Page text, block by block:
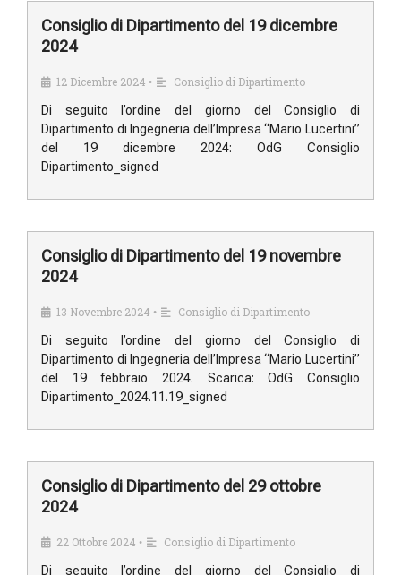
Consiglio di Dipartimento del 19 dicembre
2024
12 Dicembre 2024 •
Consiglio di Dipartimento
Di seguito l’ordine del giorno del Consiglio di
Dipartimento di Ingegneria dell’Impresa “Mario Lucertini”
del 19 dicembre 2024: OdG Consiglio
Dipartimento_signed
Consiglio di Dipartimento del 19 novembre
2024
13 Novembre 2024 •
Consiglio di Dipartimento
Di seguito l’ordine del giorno del Consiglio di
Dipartimento di Ingegneria dell’Impresa “Mario Lucertini”
del 19 febbraio 2024. Scarica: OdG Consiglio
Dipartimento_2024.11.19_signed
Consiglio di Dipartimento del 29 ottobre
2024
22 Ottobre 2024 •
Consiglio di Dipartimento
Di seguito l’ordine del giorno del Consiglio di